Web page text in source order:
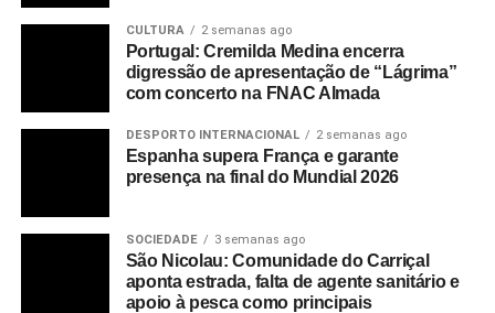
CULTURA 2 semanas ago
Portugal: Cremilda Medina encerra
digressão de apresentação de “Lágrima”
com concerto na FNAC Almada
DESPORTO INTERNACIONAL 2 semanas ago
Espanha supera França e garante
presença na final do Mundial 2026
SOCIEDADE 3 semanas ago
São Nicolau: Comunidade do Carriçal
aponta estrada, falta de agente sanitário e
apoio à pesca como principais